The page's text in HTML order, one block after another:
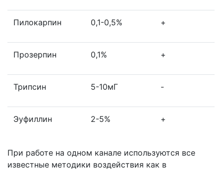
Пилокарпин 0,1-0,5% +
Прозерпин 0,1% +
Трипсин 5-10мГ -
Эуфиллин 2-5% +
При работе на одном канале используются все
известные методики воздействия как в